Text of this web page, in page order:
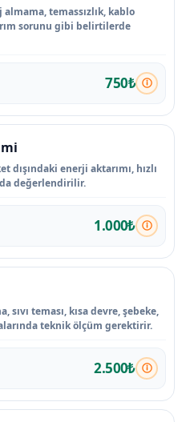
temassızlık, kablo
sorunu gibi belirtilerde
750₺
dışındaki enerji aktarımı, hızlı
değerlendirilir.
1.000₺
sıvı teması, kısa devre, şebeke,
teknik ölçüm gerektirir.
2.500₺